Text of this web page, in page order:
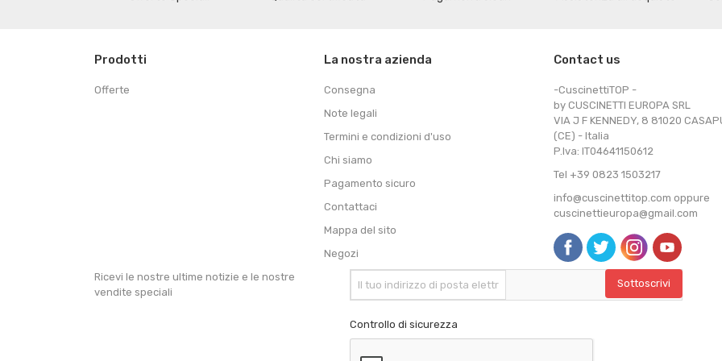
Prodotti
Offerte
La nostra azienda
Consegna
Note legali
Termini e condizioni d'uso
Chi siamo
Pagamento sicuro
Contattaci
Mappa del sito
Negozi
Contact us
-CuscinettiTOP -
by CUSCINETTI EUROPA SRL
VIA J F KENNEDY, 8 81020
(CE) - Italia
P.Iva: IT04641150612
Tel +39 0823 1503217
info@cuscinettitop.com oppure
cuscinettieuropa@gmail.com
Ricevi le nostre ultime notizie e le nostre
vendite speciali
Controllo di sicurezza